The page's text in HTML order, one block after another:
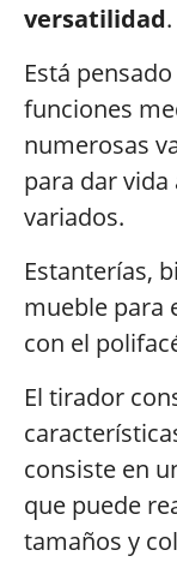
versatilidad.
Está
funciones
numerosas
para dar
variados.
Estanterías,
mueble para
con el
El tirador
consiste en
que puede
tamaños y